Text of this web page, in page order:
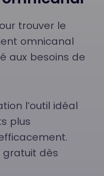
trouver le
omnicanal
aux besoins de
l’outil idéal
plus
gratuit dès